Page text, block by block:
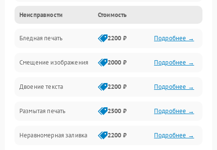
Программные ошибки
Картриджи и расходники
Механика и узлы
Подключение и интерфейсы
Панель управления и индикация
Режим работы
Неисправности Стоимость
Бледная печать 2200 ₽ Подробнее →
Смещение изображения 2000 ₽ Подробнее →
Двоение текста 2200 ₽ Подробнее →
Размытая печать 2500 ₽ Подробнее →
Неравномерная заливка 2200 ₽ Подробнее →